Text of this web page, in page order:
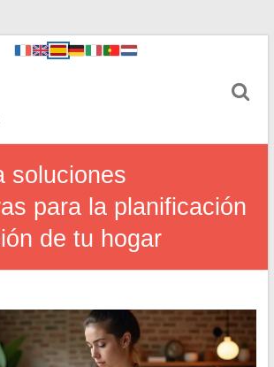
soluciones
para la planificación
de tu hogar